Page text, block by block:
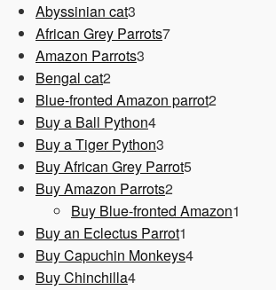
Abyssinian cat3
Produkte
African Grey Parrots77
Amazon Parrots3
Bengal cat22
Produkte
Blue-fronted Amazon parrot22
Buy a Ball Python44
Produkte
Buy a Tiger Python3
Produkte
Buy African Grey Parrot55
Buy Amazon Parrots22
Produkte
Buy Blue-fronted Amazon1
Buy an Eclectus Parrot1
Produkt
Buy Capuchin Monkeys44
Buy Chinchilla44